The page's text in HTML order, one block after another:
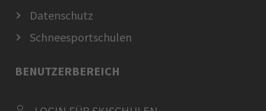
Datenschutz
Schneesportschulen
BENUTZERBEREICH